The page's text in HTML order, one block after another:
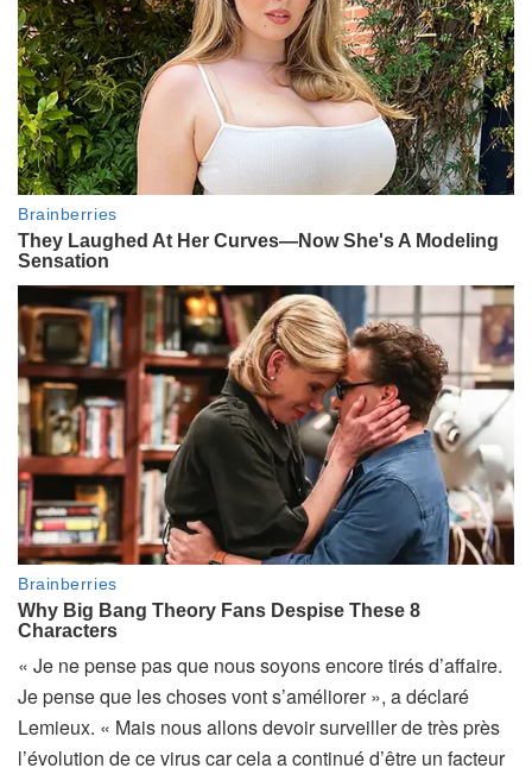
« Je ne pense pas que nous soyons encore tirés d’affaire.
Je pense que les choses vont s’améliorer », a déclaré
Lemieux. « Mais nous allons devoir surveiller de très près
l’évolution de ce virus car cela a continué d’être un facteur